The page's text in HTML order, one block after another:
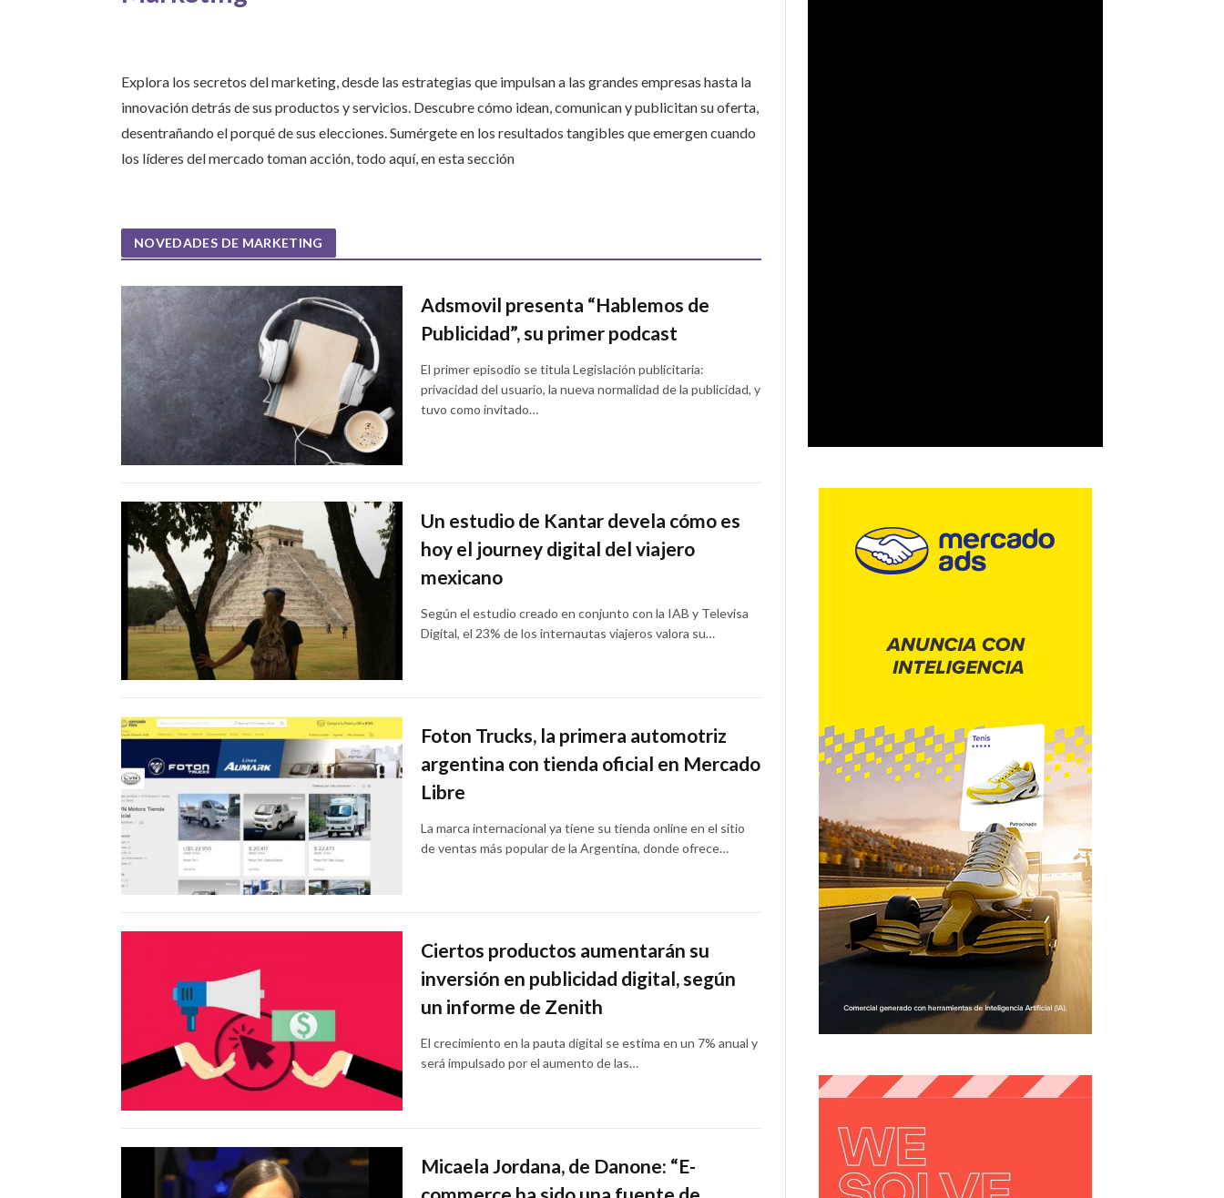
Explora los secretos del marketing, desde las estrategias que impulsan a las grandes empresas hasta la
innovación detrás de sus productos y servicios. Descubre cómo idean, comunican y publicitan su oferta,
desentrañando el porqué de sus elecciones. Sumérgete en los resultados tangibles que emergen cuando
los líderes del mercado toman acción, todo aquí, en esta sección
NOVEDADES DE MARKETING
Adsmovil presenta “Hablemos de
Publicidad”, su primer podcast
El primer episodio se titula Legislación publicitaria:
privacidad del usuario, la nueva normalidad de la publicidad, y
tuvo como invitado…
Un estudio de Kantar devela cómo es
hoy el journey digital del viajero
mexicano
Según el estudio creado en conjunto con la IAB y Televisa
Digital, el 23% de los internautas viajeros valora su…
Foton Trucks, la primera automotriz
argentina con tienda oficial en Mercado
Libre
La marca internacional ya tiene su tienda online en el sitio
de ventas más popular de la Argentina, donde ofrece…
Ciertos productos aumentarán su
inversión en publicidad digital, según
un informe de Zenith
El crecimiento en la pauta digital se estima en un 7% anual y
será impulsado por el aumento de las…
Micaela Jordana, de Danone: “E-